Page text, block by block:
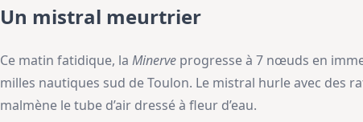
Un mistral meurtrier
Ce matin fatidique, la Minerve progresse à 7 nœuds en
milles nautiques sud de Toulon. Le mistral hurle avec des
malmène le tube d’air dressé à fleur d’eau.